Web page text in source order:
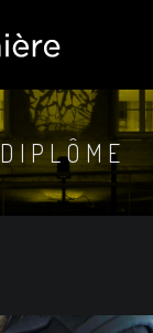
DIPLÔME